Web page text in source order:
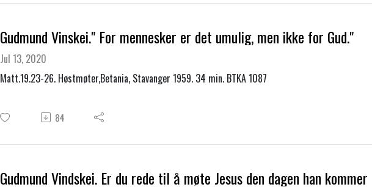
Gudmund Vinskei." For mennesker er det umulig, men ikke for Gud."
Jul 13, 2020
Matt.19.23-26. Høstmøter,Betania, Stavanger 1959. 34 min. BTKA 1087
84
Gudmund Vindskei. Er du rede til å møte Jesus den dagen han